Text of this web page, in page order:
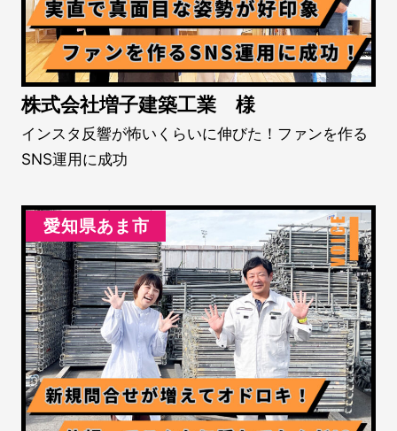
株式会社増子建築工業 様
インスタ反響が怖いくらいに伸びた！ファンを作る
SNS運用に成功
愛知県あま市